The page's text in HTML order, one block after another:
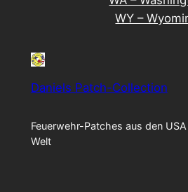
WY –
Daniels Patch-Collection
Feuerwehr-Patches aus den
Welt